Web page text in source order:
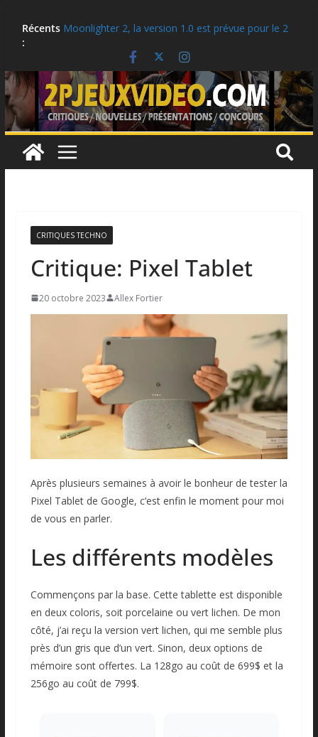
Récents
:
Critique: Kusan: City of Wolves
Critique: Hell Clock: Cursed War
LEGO: Des idées cadeaux pour la rentrée scolaire!
Ubisoft célèbre le 25e anniversaire de Tom
Clancy’s Ghost Recon
CRITIQUES TECHNO
Critique: Pixel Tablet
20 octobre 2023 Allex Fortier
Après plusieurs semaines à avoir le bonheur de tester la
Pixel Tablet de Google, c’est enfin le moment pour moi
de vous en parler.
Les différents modèles
Commençons par la base. Cette tablette est disponible
en deux coloris, soit porcelaine ou vert lichen. De mon
côté, j’ai reçu la version vert lichen, qui me semble plus
près d’un gris que d’un vert. Sinon, deux options de
mémoire sont offertes. La 128go au coût de 699$ et la
256go au coût de 799$.